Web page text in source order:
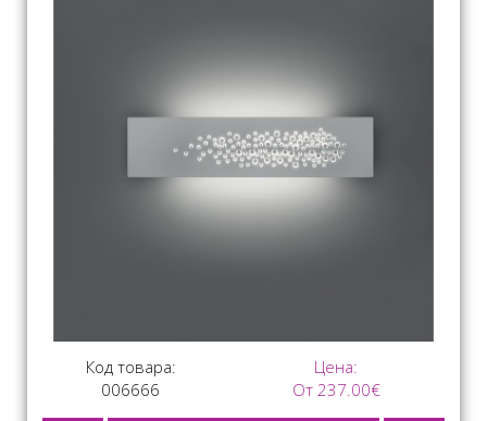
Код товара:
006666
Цена:
От 237.00€